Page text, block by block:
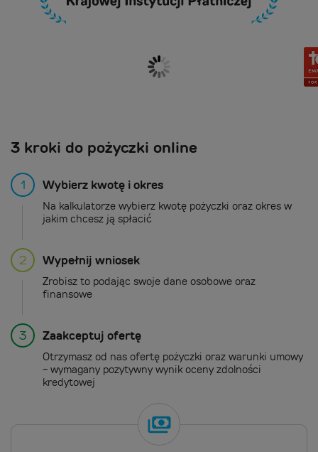
3 kroki do pożyczki online
1 Wybierz kwotę i okres
Na kalkulatorze wybierz kwotę pożyczki oraz okres w
jakim chcesz ją spłacić
2 Wypełnij wniosek
Zrobisz to podając swoje dane osobowe oraz
finansowe
3 Zaakceptuj ofertę
Otrzymasz od nas ofertę pożyczki oraz warunki umowy
- wymagany pozytywny wynik oceny zdolności
kredytowej